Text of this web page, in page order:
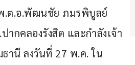
.ต.อ.พัฒนชัย ภมรพิบูลย์
กคลองรังสิต และกำลังเจ้า
านี ลงวันที่ 27 พ.ค. ใน